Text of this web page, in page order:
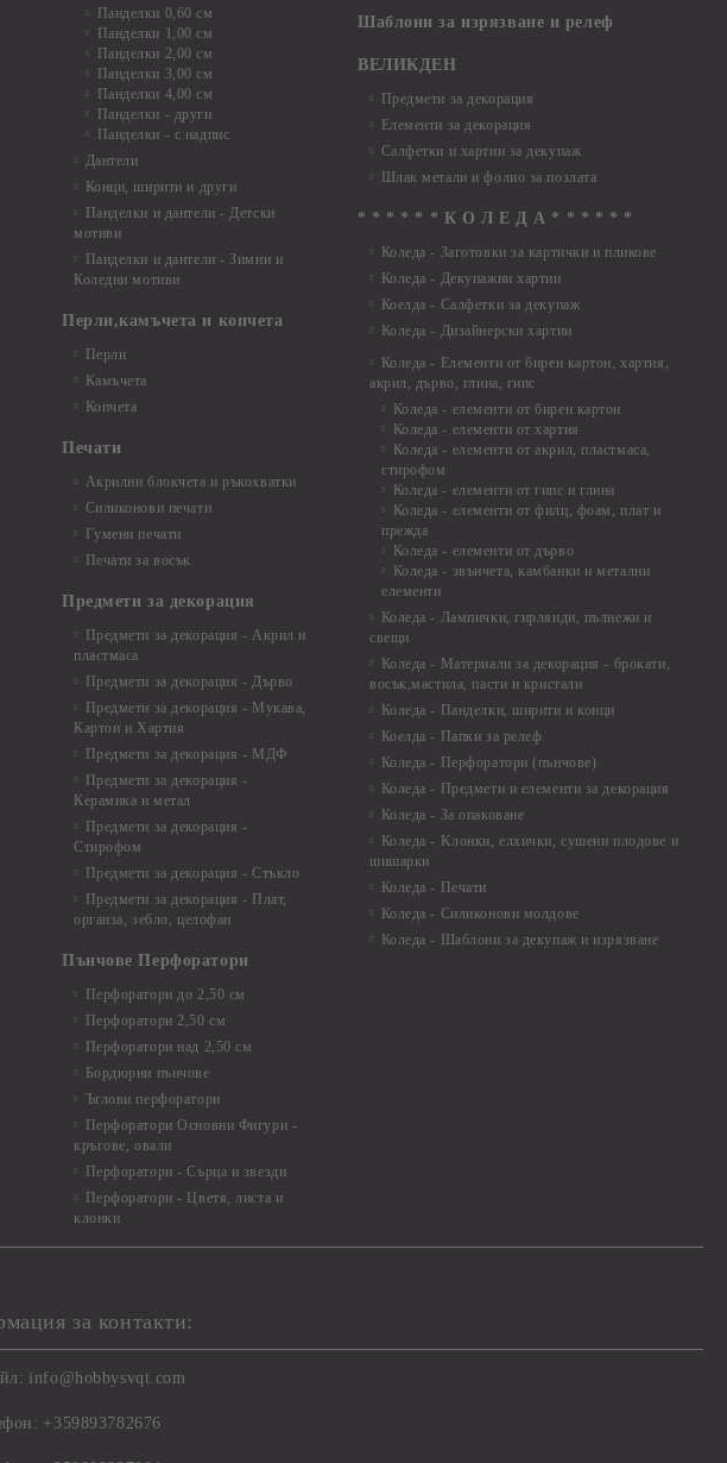
Панделки 0,60 см
Панделки 1,00 см
Панделки 2,00 см
Панделки 3,00 см
Панделки 4,00 см
Панделки - други
Панделки - с надпис
Дантели
Конци, ширити и други
Панделки и дантели - Детски
мотиви
Панделки и дантели - Зимни и
Коледни мотиви
Перли,камъчета и копчета
Перли
Камъчета
Копчета
Печати
Акрилни блокчета и ръкохватки
Силиконови печати
Гумени печати
Печати за восък
Предмети за декорация
Предмети за декорация - Акрил и
пластмаса
Предмети за декорация - Дърво
Предмети за декорация - Мукава,
Картон и Хартия
Предмети за декорация - МДФ
Предмети за декорация -
Керамика и метал
Предмети за декорация -
Стирофом
Предмети за декорация - Стъкло
Предмети за декорация - Плат,
органза, зебло, целофан
Пънчове Перфоратори
Перфоратори до 2,50 см
Перфоратори 2,50 см
Перфоратори над 2,50 см
Бордюрни пънчове
Ъглови перфоратори
Перфоратори Основни Фигури -
кръгове, овали
Перфоратори - Сърца и звезди
Перфоратори - Цветя, листа и
клонки
Шаблони за изрязване и релеф
ВЕЛИКДЕН
Предмети за декорация
Елементи за декорация
Салфетки и хартии за декупаж
Шлак метали и фолио за позлата
* * * * * * К О Л Е Д А * * * * * *
Коледа - Заготовки за картички и пликове
Коледа - Декупажни хартии
Коелда - Салфетки за декупаж
Коледа - Дизайнерски хартии
Коледа - Eлементи от бирен картон, хартия,
акрил, дърво, глина, гипс
Коледа - елементи от бирен картон
Коледа - елементи от хартия
Коледа - елементи от акрил, пластмаса,
стирофом
Коледа - елементи от гипс и глина
Коледа - елементи от филц, фоам, плат и
прежда
Коледа - елементи от дърво
Коледа - звънчета, камбанки и метални
елементи
Коледа - Лампички, гирлянди, пълнежи и
свещи
Коледа - Материали за декорация - брокати,
восък,мастила, пасти и кристали
Коледа - Панделки, ширити и конци
Коелда - Папки за релеф
Коледа - Перфоратори (пънчове)
Коледа - Предмети и елементи за декорация
Коледа - За опаковане
Коледа - Kлонки, елхички, сушени плодове и
шишарки
Коледа - Печати
Коледа - Силиконови молдове
Коледа - Шаблони за декупаж и изрязване
за контакти:
info@hobbysvqt.com
+359893782676